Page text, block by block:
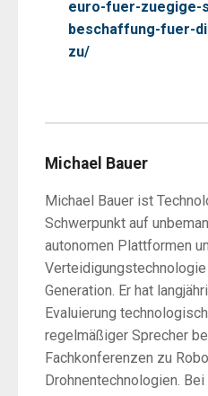
euro-fuer-zuegige-
beschaffung-fuer-
zu/
Michael Bauer
Michael Bauer ist
Schwerpunkt auf
autonomen Plattformen
Generation. Er hat
Evaluierung
regelmäßiger Sprecher
Fachkonferenzen zu
Drohnentechnologien.